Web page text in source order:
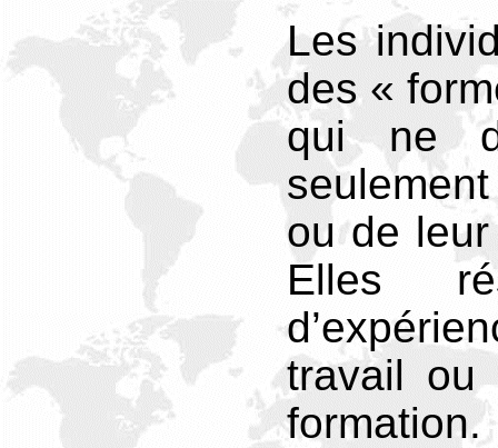
Les
des «
qui ne
ou de
Elles
travail ou
formation.